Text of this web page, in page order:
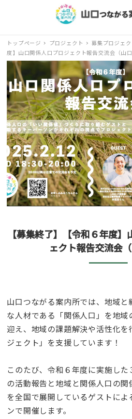
トップページ プロジェクト 募集プロジェク
度】山口関係人口プロジェクト報告交流会（山口
【募集終了】【令和６年度
ェクト報告交流会（
山口つながる案内所では、地域
な人材である「関係人口」を地域
迎え、地域の課題解決や活性化を
ジェクト」を支援しています！
このたび、令和６年度に実施し
の活動報告と地域と関係人口の
を全国で展開しているゲストによ
ンで開催します。